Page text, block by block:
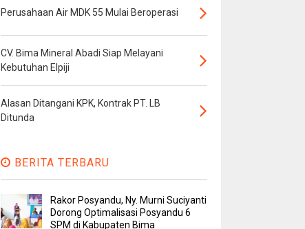
Perusahaan Air MDK 55 Mulai Beroperasi
CV. Bima Mineral Abadi Siap Melayani
Kebutuhan Elpiji
Alasan Ditangani KPK, Kontrak PT. LB
Ditunda
BERITA TERBARU
Rakor Posyandu, Ny. Murni Suciyanti
Dorong Optimalisasi Posyandu 6
SPM di Kabupaten Bima